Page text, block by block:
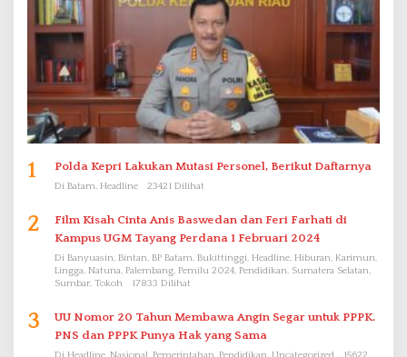
1 Polda Kepri Lakukan Mutasi Personel, Berikut Daftarnya
Di Batam, Headline 23421 Dilihat
2
Film Kisah Cinta Anis Baswedan dan Feri Farhati di
Kampus UGM Tayang Perdana 1 Februari 2024
Di Banyuasin, Bintan, BP Batam, Bukittinggi, Headline, Hiburan, Karimun,
Lingga, Natuna, Palembang, Pemilu 2024, Pendidikan, Sumatera Selatan,
Sumbar, Tokoh
17833 Dilihat
3
UU Nomor 20 Tahun Membawa Angin Segar untuk PPPK.
PNS dan PPPK Punya Hak yang Sama